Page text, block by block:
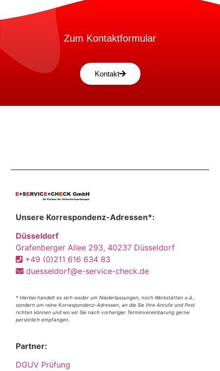
Zum Kontaktformular
Kontakt
Unsere Korrespondenz-Adressen*:
Düsseldorf
Grafenberger Allee 293, 40237 Düsseldorf
+49 (0)211 616 634 83
duesseldorf@e-service-check.de
* Hierbei handelt es sich weder um Niederlassungen, noch Werkstätten o.ä.,
sondern um reine Korrespondenz-Adressen, an die Sie Ihre Anrufe und Post
richten können und wo wir Sie nach vorheriger Terminvereinbarung gerne
persönlich empfangen.
Partner:
DGUV Prüfung